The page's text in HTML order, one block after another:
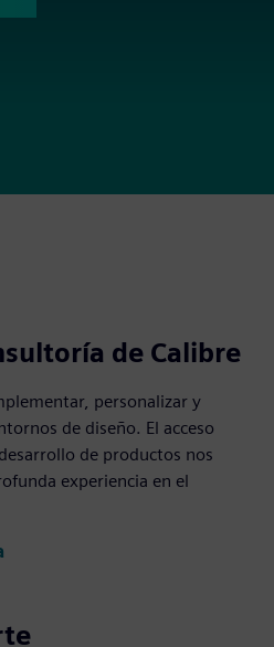
de Calibre
personalizar y
de diseño. El acceso
de productos nos
experiencia en el